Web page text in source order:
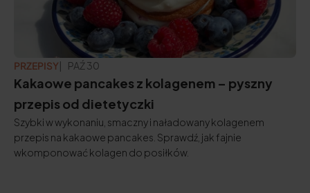
PRZEPISY ZAKTUALIZOWANO:
PAŹ 30
Kakaowe pancakes z kolagenem – pyszny
przepis od dietetyczki
Szybki w wykonaniu, smaczny i naładowany kolagenem
przepis na kakaowe pancakes. Sprawdź, jak fajnie
wkomponować kolagen do posiłków.